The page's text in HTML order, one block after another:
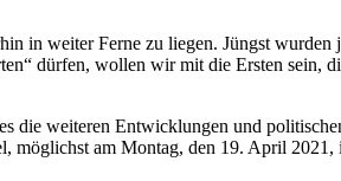
in weiter Ferne zu liegen. Jüngst wurden
dürfen, wollen wir mit die Ersten sein,
weiteren Entwicklungen und
am Montag, den 19. April 2021,